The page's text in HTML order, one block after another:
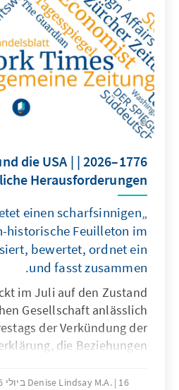
und die USA |
Herausforderungen
einen scharfsinnigen
historische Feuilleton im
bewertet, ordnet ein
und fasst zusammen.
im Juli auf den Zustand
Gesellschaft anlässlich
der Verkündung der
die Beziehungen
vor denen die
Denise Lindsay M.A. 16 ביולי 2026